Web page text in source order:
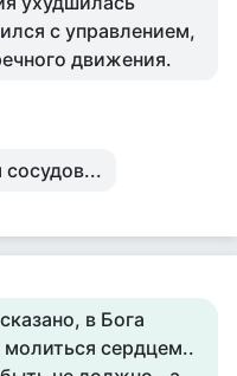
с управлением,
движения.
сосудов...
в Бога
сердцем..